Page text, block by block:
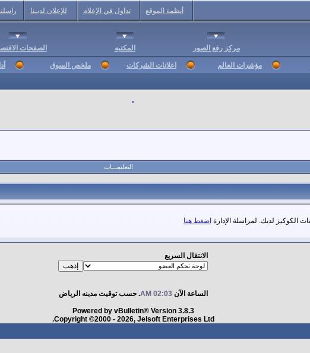
أنظمة الموقع تداول في الإعلام للإعلان لديـنا
مركز رفع الصور المكتبه الصفحات
مؤشرات العالم اعلانات الشركات ملخص السوق
التعليمـــات
الكوكيز لديك. لمراسلة الإدارة اضغط هنا
الانتقال السريع
الساعة الآن02:03 AM . حسب توقيت مدينه الرياض
Powered by vBulletin® Version 3.8.3
Copyright ©2000 - 2026, Jelsoft Enterprises Ltd.